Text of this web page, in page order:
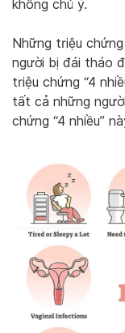
không chủ ý.
Những triệu
người bị đái tháo
triệu chứng “4
tất cả những
chứng “4 nhiều”